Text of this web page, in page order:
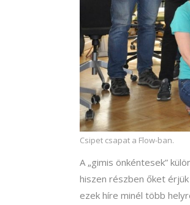
Csipet csapat a Flow-ban.
A „gimis önkéntesek”
hiszen részben őket
ezek híre minél több